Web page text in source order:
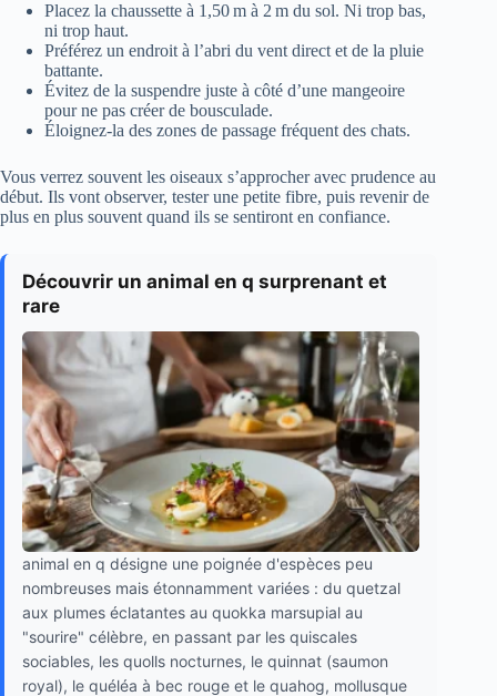
Placez la chaussette à 1,50 m à 2 m du sol. Ni trop bas,
ni trop haut.
Préférez un endroit à l’abri du vent direct et de la pluie
battante.
Évitez de la suspendre juste à côté d’une mangeoire
pour ne pas créer de bousculade.
Éloignez-la des zones de passage fréquent des chats.
Vous verrez souvent les oiseaux s’approcher avec prudence au
début. Ils vont observer, tester une petite fibre, puis revenir de
plus en plus souvent quand ils se sentiront en confiance.
Découvrir un animal en q surprenant et
rare
animal en q désigne une poignée d'espèces peu
nombreuses mais étonnamment variées : du quetzal
aux plumes éclatantes au quokka marsupial au
"sourire" célèbre, en passant par les quiscales
sociables, les quolls nocturnes, le quinnat (saumon
royal), le quéléa à bec rouge et le quahog, mollusque